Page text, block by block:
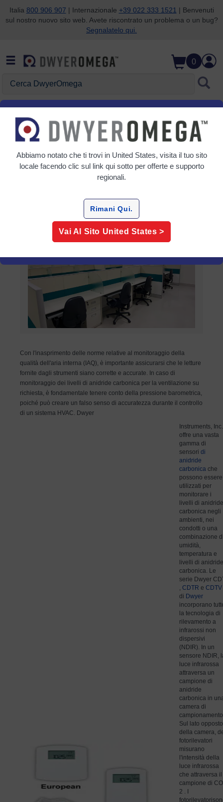
Salta alla ricerca
Salta al contenuto principale
Salta alla navigazione
Italia 800 906 907 | Internazionale +39 022 333 1521 | Benvenuti
sul nostro nuovo sito web. Avete riscontrato un problema o un bug?
Segnalatelo qui.
0
Come la pressione barometrica
influisce sulle letture
dell'anidride carbonica
Con l'inasprimento delle norme relative al monitoraggio della
qualità dell'aria interna (IAQ), è importante assicurarsi che le letture
fornite dagli strumenti siano corrette e accurate. In caso di
monitoraggio dei livelli di anidride carbonica per la ventilazione su
richiesta, è fondamentale tenere conto della pressione barometrica,
poiché può creare un falso senso di accuratezza durante il controllo
di un sistema HVAC. Dwyer
Instruments, Inc.
offre una vasta
gamma di
sensori di
anidride
carbonica che
possono essere
utilizzati per
monitorare i
livelli di anidride
carbonica negli
ambienti, nei
condotti o una
combinazione
umidità,
temperatura e
livelli di anidride
carbonica. Le
serie Dwyer
, CDTR e CDTV
di Dwyer
incorporano
la tecnologia di
rilevamento a
infrarossi non
dispersivi
(NDIR). In un
sensore NDIR,
luce infrarossa
attraversa un
campione di
anidride
carbonica in
camera di
Sul lato opposto
della camera,
fotorilevatori
misurano
l'intensità della
luce infrarossa
che attraversa il
campione di CO
2 . I
fotorilevatori
Abbiamo notato che ti trovi in United States, visita il tuo sito
locale facendo clic sul link qui sotto per offerte e supporto
regionali.
Rimani Qui.
Vai Al Sito United States >